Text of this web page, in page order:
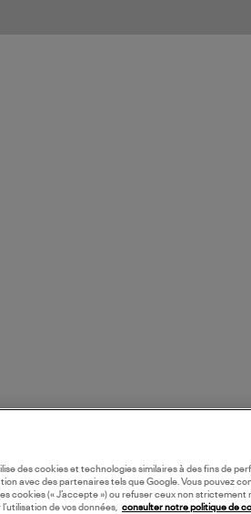
des cookies et technologies similaires à des fins de
avec des partenaires tels que Google. Vous pouvez
cookies (« J’accepte ») ou refuser ceux non
l’utilisation de vos données, consulter notre politique de